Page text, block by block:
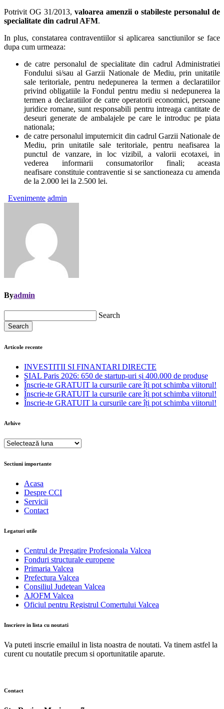
Potrivit OG 31/2013, valoarea amenzii o stabileste personalul de
specialitate din cadrul AFM.
In plus, constatarea contraventiilor si aplicarea sanctiunilor se face
dupa cum urmeaza:
de catre personalul de specialitate din cadrul Administratiei
Fondului si/sau al Garzii Nationale de Mediu, prin unitatile
sale teritoriale, pentru nedepunerea la termen a declaratiilor
privind obligatiile la Fondul pentru mediu si nedepunerea la
termen a declaratiilor de catre operatorii economici, persoane
juridice romane, sunt responsabili pentru intreaga cantitate de
deseuri generate de ambalajele pe care le introduc pe piata
nationala;
de catre personalul imputernicit din cadrul Garzii Nationale de
Mediu, prin unitatile sale teritoriale, pentru neafisarea la
punctul de vanzare, in loc vizibil, a valorii ecotaxei, in
vederea informarii consumatorilor finali; aceasta
neafisare constituie contraventie si se sanctioneaza cu amenda
de la 2.000 lei la 2.500 lei.
Evenimente admin
Byadmin
Search
Search
Articole recente
INVESTITII SI FINANTARI DIRECTE
SIAL Paris 2026: 650 de startup-uri și 400.000 de produse
Înscrie-te GRATUIT la cursurile care îți pot schimba viitorul!
Înscrie-te GRATUIT la cursurile care îți pot schimba viitorul!
Înscrie-te GRATUIT la cursurile care îți pot schimba viitorul!
Arhive
Arhive
Sectiuni importante
Acasa
Despre CCI
Servicii
Contact
Legaturi utile
Centrul de Pregatire Profesionala Valcea
Fonduri structurale europene
Primaria Valcea
Prefectura Valcea
Consiliul Judetean Valcea
AJOFM Valcea
Oficiul pentru Registrul Comertului Valcea
Inscriere in lista cu noutati
Va puteti inscrie emailul in lista noastra de noutati. Va tinem astfel la
curent cu noutatile precum si oportunitatile aparute.
Contact